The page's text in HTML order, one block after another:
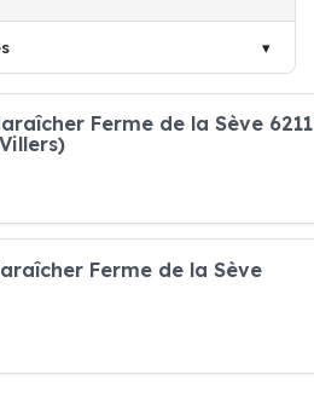
Ferme de la Sève 6211
Ferme de la Sève